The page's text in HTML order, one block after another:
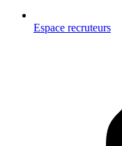
Espace recruteurs